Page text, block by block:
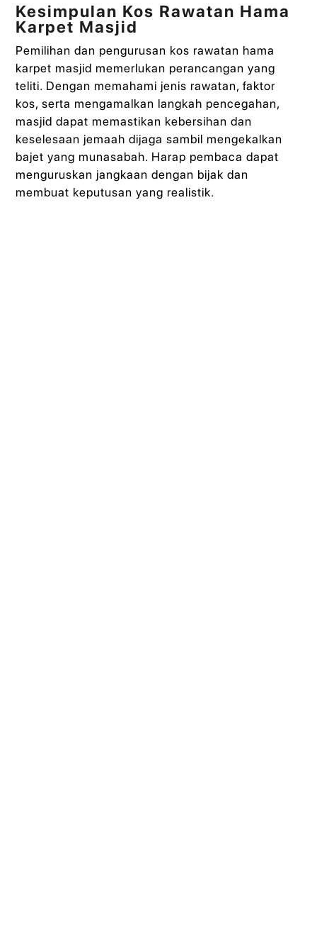
Kesimpulan Kos Rawatan Hama
Karpet Masjid
Pemilihan dan pengurusan kos rawatan hama
karpet masjid memerlukan perancangan yang
teliti. Dengan memahami jenis rawatan, faktor
kos, serta mengamalkan langkah pencegahan,
masjid dapat memastikan kebersihan dan
keselesaan jemaah dijaga sambil mengekalkan
bajet yang munasabah. Harap pembaca dapat
menguruskan jangkaan dengan bijak dan
membuat keputusan yang realistik.